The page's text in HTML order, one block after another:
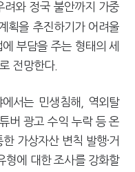
와 정국 불안까지 가중
획을 추진하기가 어려울
부담을 주는 형태의 세
전망한다.
서는 민생침해, 역외탈
버 광고 수익 누락 등 온
가상자산 변칙 발행·거
형에 대한 조사를 강화할